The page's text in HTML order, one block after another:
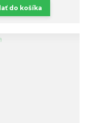
do košíka